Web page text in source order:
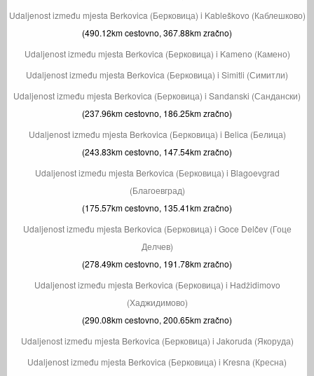
Udaljenost između mjesta Berkovica (Берковица) i Kableškovo (Каблешково)
(490.12km cestovno, 367.88km zračno)
Udaljenost između mjesta Berkovica (Берковица) i Kameno (Камено)
Udaljenost između mjesta Berkovica (Берковица) i Simitli (Симитли)
Udaljenost između mjesta Berkovica (Берковица) i Sandanski (Сандански)
(237.96km cestovno, 186.25km zračno)
Udaljenost između mjesta Berkovica (Берковица) i Belica (Белица)
(243.83km cestovno, 147.54km zračno)
Udaljenost između mjesta Berkovica (Берковица) i Blagoevgrad
(Благоевград)
(175.57km cestovno, 135.41km zračno)
Udaljenost između mjesta Berkovica (Берковица) i Goce Delčev (Гоце
Делчев)
(278.49km cestovno, 191.78km zračno)
Udaljenost između mjesta Berkovica (Берковица) i Hadžidimovo
(Хаджидимово)
(290.08km cestovno, 200.65km zračno)
Udaljenost između mjesta Berkovica (Берковица) i Jakoruda (Якоруда)
Udaljenost između mjesta Berkovica (Берковица) i Kresna (Кресна)